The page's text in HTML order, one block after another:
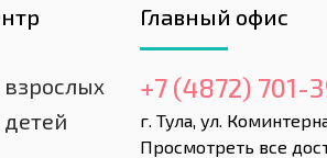
Главный офис
+7 (4872) 701-
г. Тула, ул.
Просмотреть все